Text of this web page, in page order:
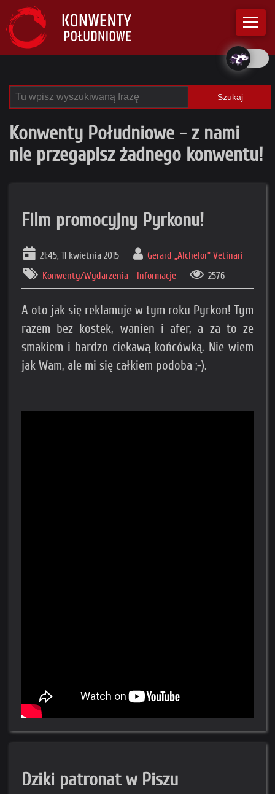
Szukaj
Konwenty Południowe - z nami
nie przegapisz żadnego konwentu!
Film promocyjny Pyrkonu!
21:45, 11 kwietnia 2015
Gerard „Alchelor” Vetinari
Konwenty/Wydarzenia - Informacje
2576
A oto jak się reklamuje w tym roku Pyrkon! Tym
razem bez kostek, wanien i afer, a za to ze
smakiem i bardzo ciekawą końcówką. Nie wiem
jak Wam, ale mi się całkiem podoba ;-).
Dziki patronat w Piszu